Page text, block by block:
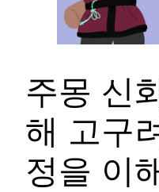
주몽 신
해 고구
정을 이